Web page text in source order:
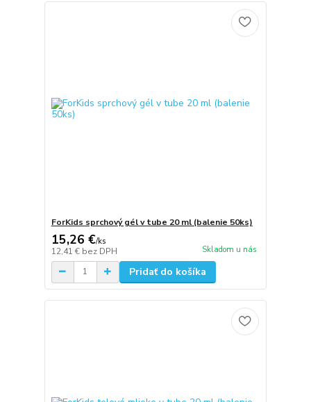
ForKids sprchový gél v tube 20 ml (balenie 50ks)
15,26 €/ks
12,41 € bez DPH Skladom u nás
Pridať do košíka